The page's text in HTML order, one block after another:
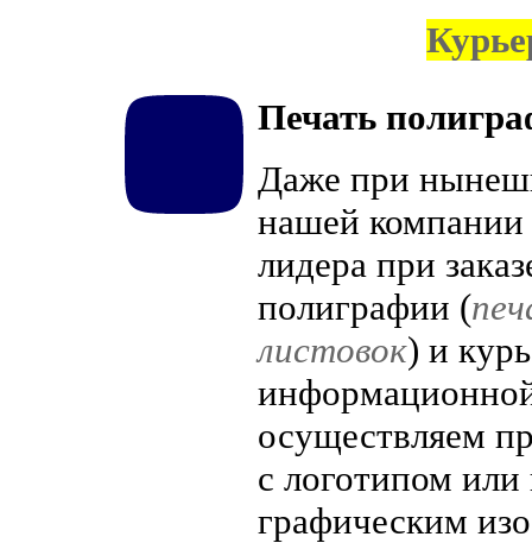
Печать
Даже при
нашей компании
лидера при
полиграфии (
листовок) и
осуществляем
с логотипом
графическим